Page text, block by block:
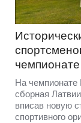
На
сборная
вписав новую
спортивного